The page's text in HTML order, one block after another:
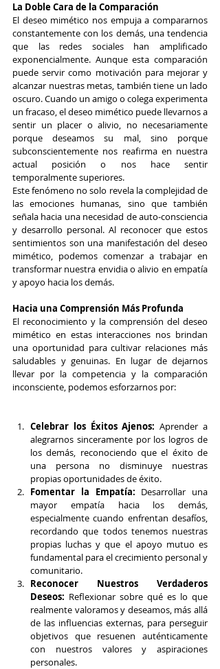
La Doble Cara de la Comparación
El deseo mimético nos empuja a compararnos
constantemente con los demás, una tendencia
que las redes sociales han amplificado
exponencialmente. Aunque esta comparación
puede servir como motivación para mejorar y
alcanzar nuestras metas, también tiene un lado
oscuro. Cuando un amigo o colega experimenta
un fracaso, el deseo mimético puede llevarnos a
sentir un placer o alivio, no necesariamente
porque deseamos su mal, sino porque
subconscientemente nos reafirma en nuestra
actual posición o nos hace sentir
temporalmente superiores.
Este fenómeno no solo revela la complejidad de
las emociones humanas, sino que también
señala hacia una necesidad de auto-consciencia
y desarrollo personal. Al reconocer que estos
sentimientos son una manifestación del deseo
mimético, podemos comenzar a trabajar en
transformar nuestra envidia o alivio en empatía
y apoyo hacia los demás.
Hacia una Comprensión Más Profunda
El reconocimiento y la comprensión del deseo
mimético en estas interacciones nos brindan
una oportunidad para cultivar relaciones más
saludables y genuinas. En lugar de dejarnos
llevar por la competencia y la comparación
inconsciente, podemos esforzarnos por:
Celebrar los Éxitos Ajenos: Aprender a
alegrarnos sinceramente por los logros de
los demás, reconociendo que el éxito de
una persona no disminuye nuestras
propias oportunidades de éxito.
Fomentar la Empatía: Desarrollar una
mayor empatía hacia los demás,
especialmente cuando enfrentan desafíos,
recordando que todos tenemos nuestras
propias luchas y que el apoyo mutuo es
fundamental para el crecimiento personal y
comunitario.
Reconocer Nuestros Verdaderos
Deseos: Reflexionar sobre qué es lo que
realmente valoramos y deseamos, más allá
de las influencias externas, para perseguir
objetivos que resuenen auténticamente
con nuestros valores y aspiraciones
personales.